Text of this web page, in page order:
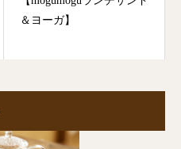
＆ヨーガ】